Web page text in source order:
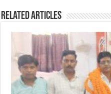
o
o
k
r
A
p
p
Related Articles